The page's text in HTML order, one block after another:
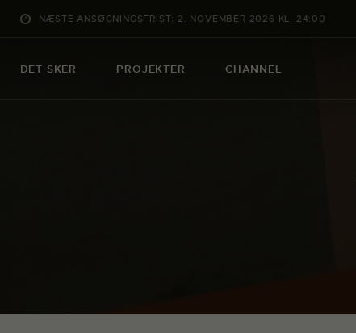
NÆSTE ANSØGNINGSFRIST: 2. NOVEMBER 2026 KL. 24:00
DET SKER PROJEKTER CHANNEL